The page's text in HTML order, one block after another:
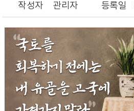
등록일
작성자 관리자